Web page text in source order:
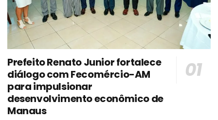
Prefeito Renato Junior fortalece
diálogo com Fecomércio-AM
para impulsionar
desenvolvimento econômico de
Manaus